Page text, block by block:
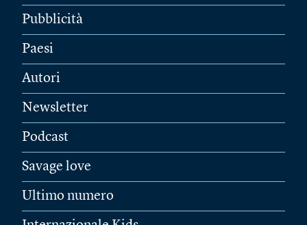
Pubblicità
Paesi
Autori
Newsletter
Podcast
Savage love
Ultimo numero